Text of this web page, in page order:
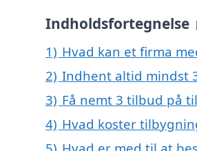
Indholdsfortegnelse
1) Hvad kan et firma
2) Indhent altid mindst
3) Få nemt 3 tilbud på
4) Hvad koster